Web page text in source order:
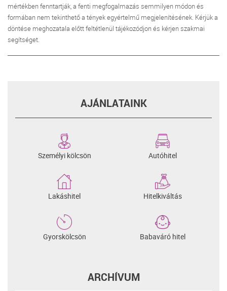
mértékben fenntartják, a fenti megfogalmazás semmilyen módon és
formában nem tekinthető a tények egyértelmű megjelenítésének. Kérjük a
döntése meghozatala előtt feltétlenül tájékozódjon és kérjen szakmai
segítséget.
AJÁNLATAINK
Személyi kölcsön Autóhitel
Lakáshitel Hitelkiváltás
Gyorskölcsön Babaváró hitel
ARCHÍVUM